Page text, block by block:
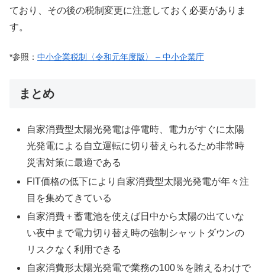
ており、その後の税制変更に注意しておく必要がありま
す。
*参照： 中小企業税制〈令和元年度版〉 – 中小企業庁
まとめ
自家消費型太陽光発電は停電時、電力がすぐに太陽
光発電による自立運転に切り替えられるため非常時
災害対策に最適である
FIT価格の低下により自家消費型太陽光発電が年々注
目を集めてきている
自家消費＋蓄電池を使えば日中から太陽の出ていな
い夜中まで電力切り替え時の強制シャットダウンの
リスクなく利用できる
自家消費形太陽光発電で業務の100％を賄えるわけで